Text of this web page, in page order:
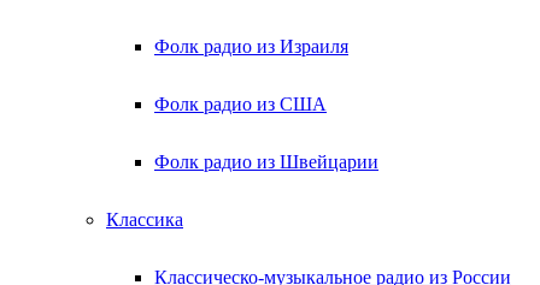
Фолк радио из Израиля
Фолк радио из США
Фолк радио из Швейцарии
Классика
Классическо-музыкальное радио из России